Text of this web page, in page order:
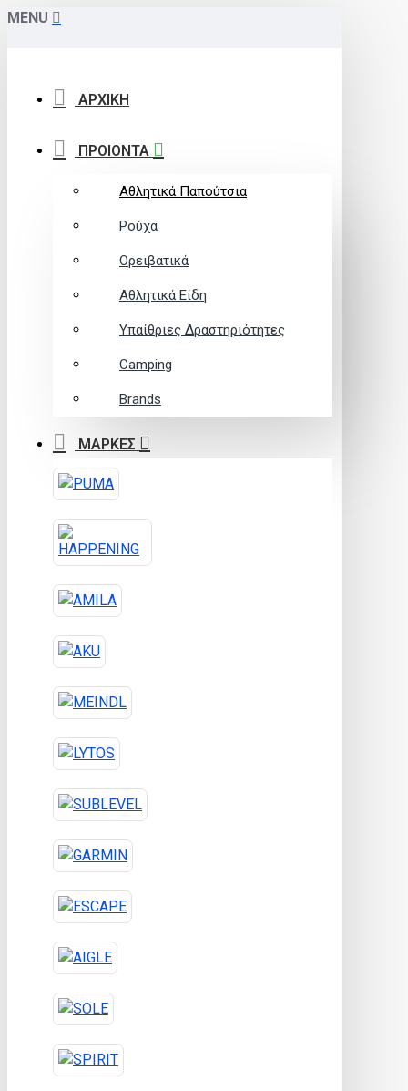
MENU
ΑΡΧΙΚΗ
ΠΡΟΙΟΝΤΑ
Αθλητικά Παπούτσια
Ρούχα
Ορειβατικά
Αθλητικά Είδη
Υπαίθριες Δραστηριότητες
Camping
Brands
ΜΑΡΚΕΣ